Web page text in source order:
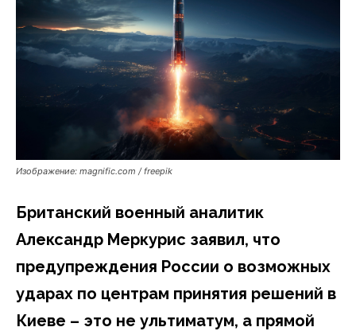
Изображение: magnific.com / freepik
Британский военный аналитик
Александр Меркурис заявил, что
предупреждения России о возможных
ударах по центрам принятия решений в
Киеве – это не ультиматум, а прямой